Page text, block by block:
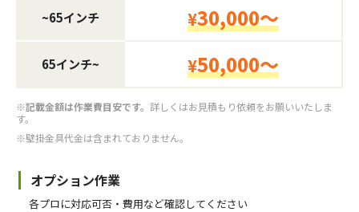
~65インチ ¥30,000～
65インチ~ ¥50,000～
※記載金額は作業費目安です。 詳しくはお見積もり依頼をお願いいたしま
す。
※壁掛金具代金は含まれておりません。
オプション作業
各プロに対応可否・費用など確認してください